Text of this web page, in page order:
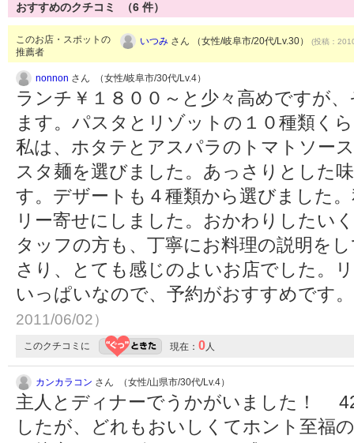
おすすめのクチコミ （6 件）
このお店・スポットの
推薦者
いつみ さん （女性/岐阜市/20代/Lv.30） (投稿：
nonnon さん （女性/岐阜市/30代/Lv.4）
ランチ￥１８００～と少々高めですが
ます。パスタとリゾットの１０種類く
私は、ホタテとアスパラのトマトソー
スタ麺を選びました。あっさりとした
す。デザートも４種類から選びました
リー寄せにしました。おかわりしたい
タッフの方も、丁寧にお料理の説明を
さり、とても感じのよいお店でした。
いっぱいなので、予約がおすすめです
2011/06/02）
このクチコミに 現在： 0人
カンカラコン さん （女性/山県市/30代/Lv.4）
主人とディナーでうかがいました！
したが、どれもおいしくてホント至